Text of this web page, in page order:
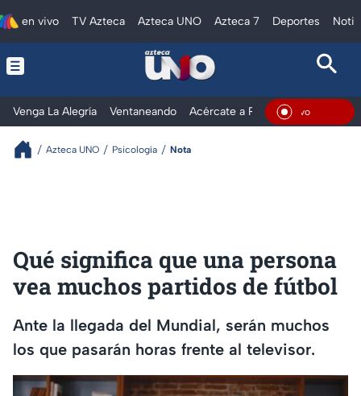
en vivo TV Azteca Azteca UNO Azteca 7 Deportes
Venga La Alegría Ventaneando Acércate a Rocío Al ExtremoEn
Azteca UNO Psicología Nota
Qué significa que una persona
vea muchos partidos de fútbol
Ante la llegada del Mundial, serán muchos
los que pasarán horas frente al televisor.